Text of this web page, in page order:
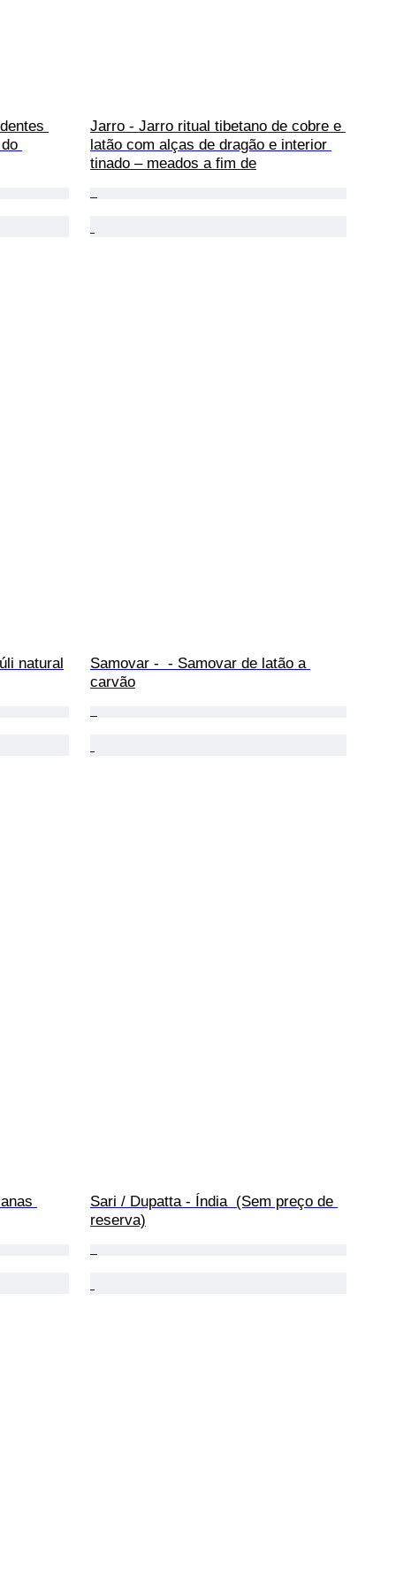
Jarro - Jarro ritual tibetano de cobre e
latão com alças de dragão e interior
tinado – meados a fim de
natural
Samovar -  - Samovar de latão a
carvão
Sari / Dupatta - Índia  (Sem preço de
reserva)